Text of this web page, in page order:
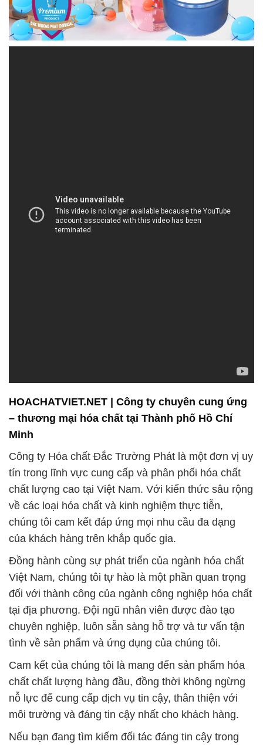
HOACHATVIET.NET | Công ty chuyên cung ứng
– thương mại hóa chất tại Thành phố Hồ Chí
Minh
Công ty Hóa chất Đắc Trường Phát là một đơn vị uy
tín trong lĩnh vực cung cấp và phân phối hóa chất
chất lượng cao tại Việt Nam. Với kiến thức sâu rộng
về các loại hóa chất và kinh nghiệm thực tiễn,
chúng tôi cam kết đáp ứng mọi nhu cầu đa dạng
của khách hàng trên khắp quốc gia.
Đồng hành cùng sự phát triển của ngành hóa chất
Việt Nam, chúng tôi tự hào là một phần quan trọng
đối với thành công của ngành công nghiệp hóa chất
tại địa phương. Đội ngũ nhân viên được đào tạo
chuyên nghiệp, luôn sẵn sàng hỗ trợ và tư vấn tận
tình về sản phẩm và ứng dụng của chúng tôi.
Cam kết của chúng tôi là mang đến sản phẩm hóa
chất chất lượng hàng đầu, đồng thời không ngừng
nỗ lực để cung cấp dịch vụ tin cậy, thân thiện với
môi trường và đáng tin cậy nhất cho khách hàng.
Nếu bạn đang tìm kiếm đối tác đáng tin cậy trong